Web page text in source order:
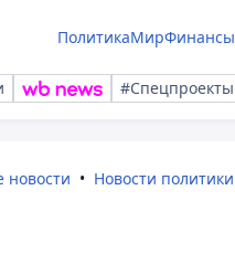
ПолитикаМирФинансы
#Спецпроекты
новости Новости политики